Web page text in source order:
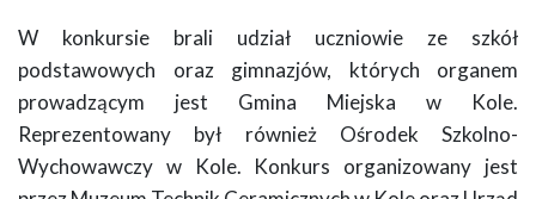
W konkursie brali udział uczniowie ze szkół
podstawowych oraz gimnazjów, których organem
prowadzącym jest Gmina Miejska w Kole.
Reprezentowany był również Ośrodek Szkolno-
Wychowawczy w Kole. Konkurs organizowany jest